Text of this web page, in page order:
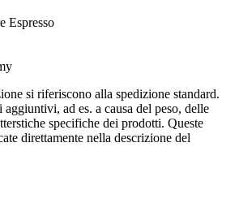
si riferiscono alla spedizione standard.
aggiuntivi, ad es. a causa del peso, delle
specifiche dei prodotti. Queste
direttamente nella descrizione del